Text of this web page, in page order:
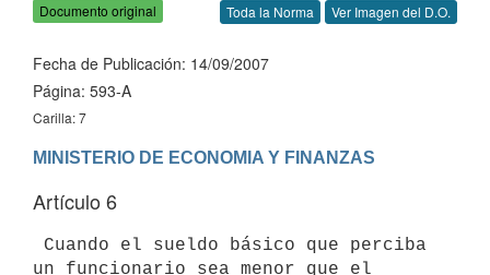
Documento original Toda la Norma Ver Imagen del D.O.
Fecha de Publicación: 14/09/2007
Página: 593-A
Carilla: 7
Artículo 6
un funcionario sea menor que el